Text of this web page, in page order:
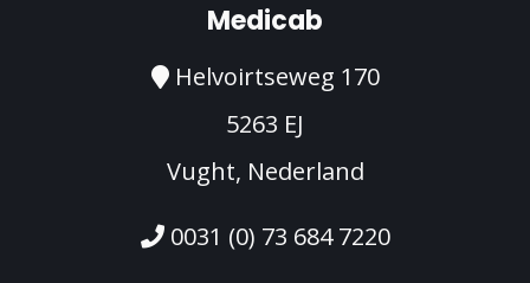
Medicab
Helvoirtseweg 170
5263 EJ
Vught, Nederland
0031 (0) 73 684 7220